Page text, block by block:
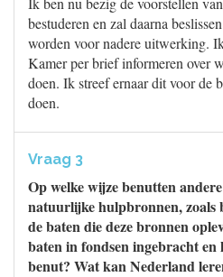
bestuderen en zal daarna
worden voor nadere uitwerking.
Kamer per brief informeren over
doen. Ik streef ernaar dit voor de
doen.
Vraag 3
Op welke wijze benutten
natuurlijke hulpbronnen, zoals
de baten die deze bronnen
baten in fondsen ingebracht
benut? Wat kan Nederland